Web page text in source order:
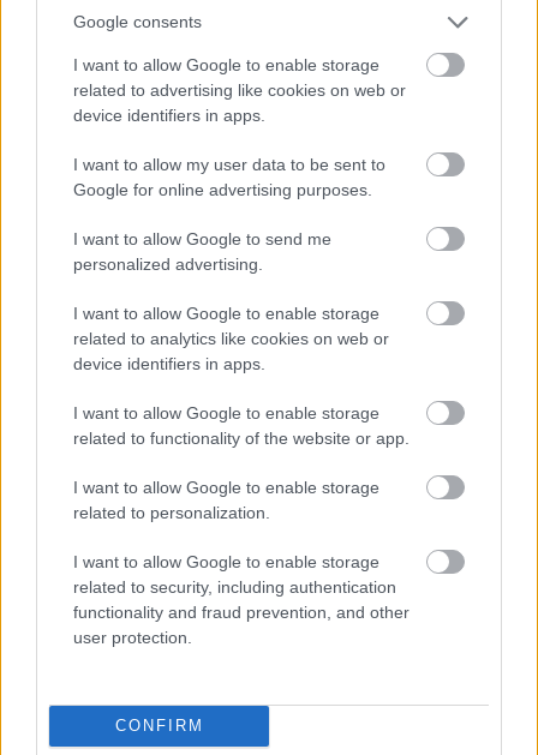
Google consents
I want to allow Google to enable storage
related to advertising like cookies on web or
device identifiers in apps.
I want to allow my user data to be sent to
Google for online advertising purposes.
I want to allow Google to send me
personalized advertising.
I want to allow Google to enable storage
related to analytics like cookies on web or
device identifiers in apps.
I want to allow Google to enable storage
related to functionality of the website or app.
I want to allow Google to enable storage
related to personalization.
I want to allow Google to enable storage
related to security, including authentication
functionality and fraud prevention, and other
user protection.
CONFIRM
Priekules traģēdijas
lietā jauns pavērsiens:
apcietinātā policista
aizstāvis vērsies tiesā
Tramps draud ar
cietumu tiem, kuri
apgalvo pretējo
Atcelt Ziņot